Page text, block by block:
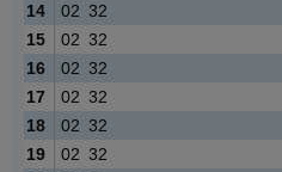
14
02 32
15
02 32
16
02 32
17
02 32
18
02 32
19
02 32